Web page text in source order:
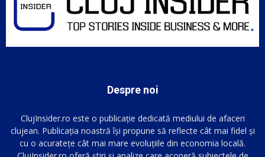
Despre noi
ClujInsider.ro este o publicație dedicată mediului de afaceri
clujean. Publicația noastră își propune să reflecte cât mai fidel și
cu o acuratețe cât mai mare evoluțiile din economia locală.